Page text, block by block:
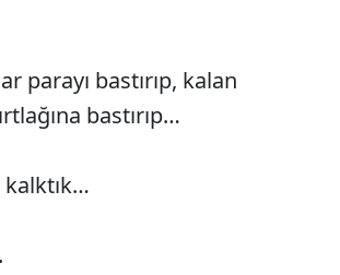
parayı bastırıp, kalan
bastırıp…
kalktık…